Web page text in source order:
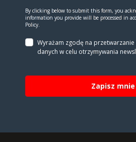
By clicking below to submit this form, you
information you provide will be processed in
Policy.
Wyrażam zgodę na
danych w celu otrzy­my­wa­nia
Zapisz mnie